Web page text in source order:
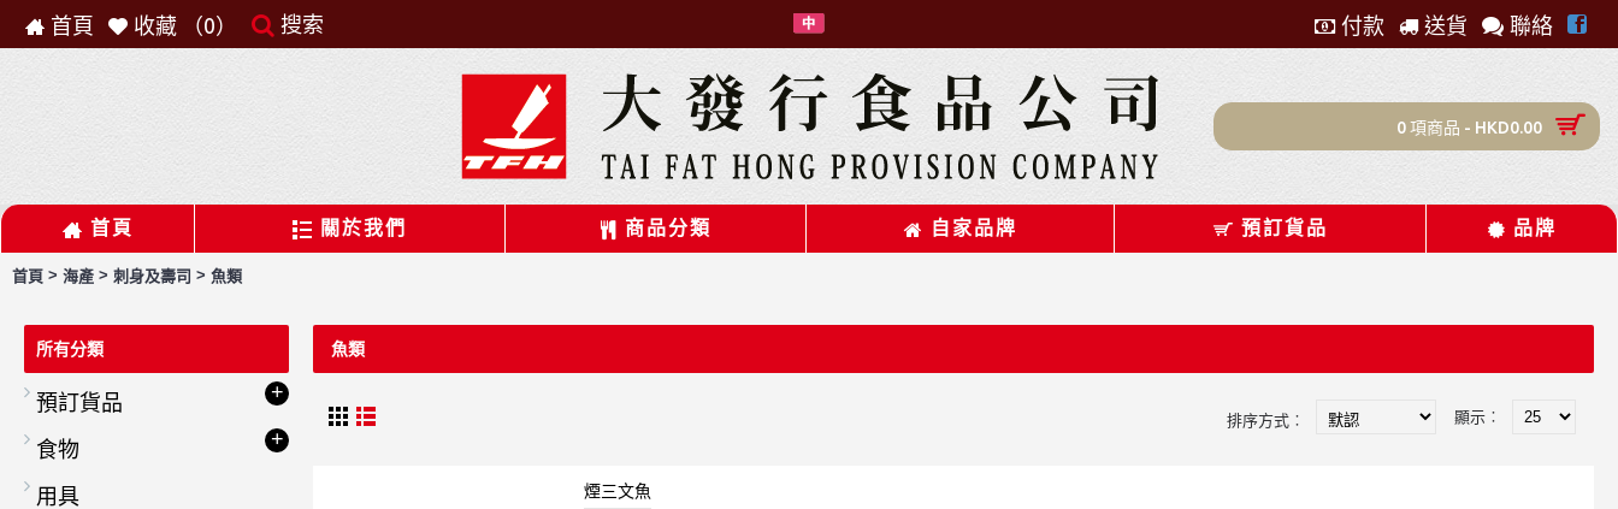
首頁 收藏 （0） 搜索 付款 送貨 聯絡
0 項商品 - HKD0.00
首頁 關於我們 商品分類 自家品牌 預訂貨品 品牌
首頁 > 海產 > 刺身及壽司 > 魚類
所有分類
預訂貨品 +
食物 +
用具
魚類
顯示︰
排序方式︰
煙三文魚